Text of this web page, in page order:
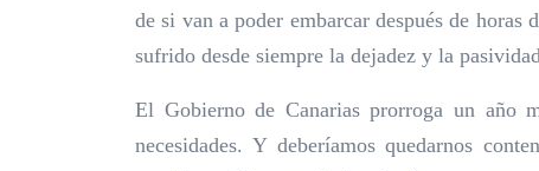
de si van a poder embarcar después de
sufrido desde siempre la dejadez y la
El Gobierno de Canarias prorroga un año
necesidades. Y deberíamos quedarnos